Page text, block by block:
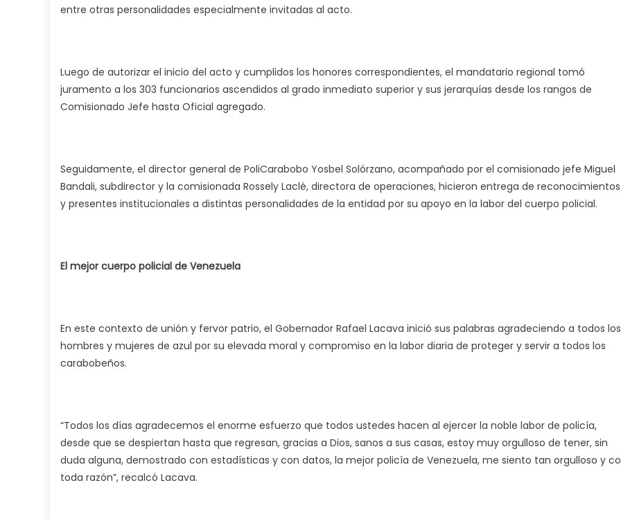
entre otras personalidades especialmente invitadas al acto.
Luego de autorizar el inicio del acto y cumplidos los honores correspondientes, el mandatario regional tomó
juramento a los 303 funcionarios ascendidos al grado inmediato superior y sus jerarquías desde los rangos de
Comisionado Jefe hasta Oficial agregado.
Seguidamente, el director general de PoliCarabobo Yosbel Solórzano, acompañado por el comisionado jefe Miguel
Bandali, subdirector y la comisionada Rossely Laclé, directora de operaciones, hicieron entrega de reconocimientos
y presentes institucionales a distintas personalidades de la entidad por su apoyo en la labor del cuerpo policial.
El mejor cuerpo policial de Venezuela
En este contexto de unión y fervor patrio, el Gobernador Rafael Lacava inició sus palabras agradeciendo a todos los
hombres y mujeres de azul por su elevada moral y compromiso en la labor diaria de proteger y servir a todos los
carabobeños.
“Todos los días agradecemos el enorme esfuerzo que todos ustedes hacen al ejercer la noble labor de policía,
desde que se despiertan hasta que regresan, gracias a Dios, sanos a sus casas, estoy muy orgulloso de tener, sin
duda alguna, demostrado con estadísticas y con datos, la mejor policía de Venezuela, me siento tan orgulloso y
toda razón”, recalcó Lacava.